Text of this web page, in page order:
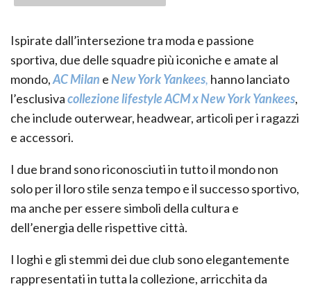
Ispirate dall’intersezione tra moda e passione
sportiva, due delle squadre più iconiche e amate al
mondo,AC Milan eNew York Yankees, hanno lanciato
l’esclusivacollezione lifestyle ACM x New York Yankees,
che include outerwear, headwear, articoli per i ragazzi
e accessori.
I due brand sono riconosciuti in tutto il mondo non
solo per il loro stile senza tempo e il successo sportivo,
ma anche per essere simboli della cultura e
dell’energia delle rispettive città.
I loghi e gli stemmi dei due club sono elegantemente
rappresentati in tutta la collezione, arricchita da